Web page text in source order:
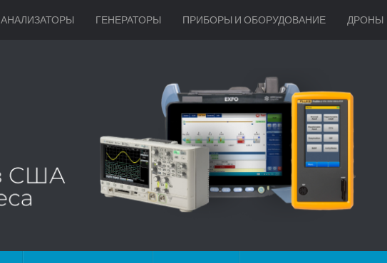
АНАЛИЗАТОРЫ ГЕНЕРАТОРЫ ПРИБОРЫ И ОБОРУДОВАНИЕ ДРОНЫ